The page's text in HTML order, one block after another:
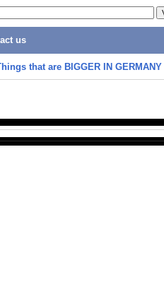
us
that are BIGGER IN GERMANY